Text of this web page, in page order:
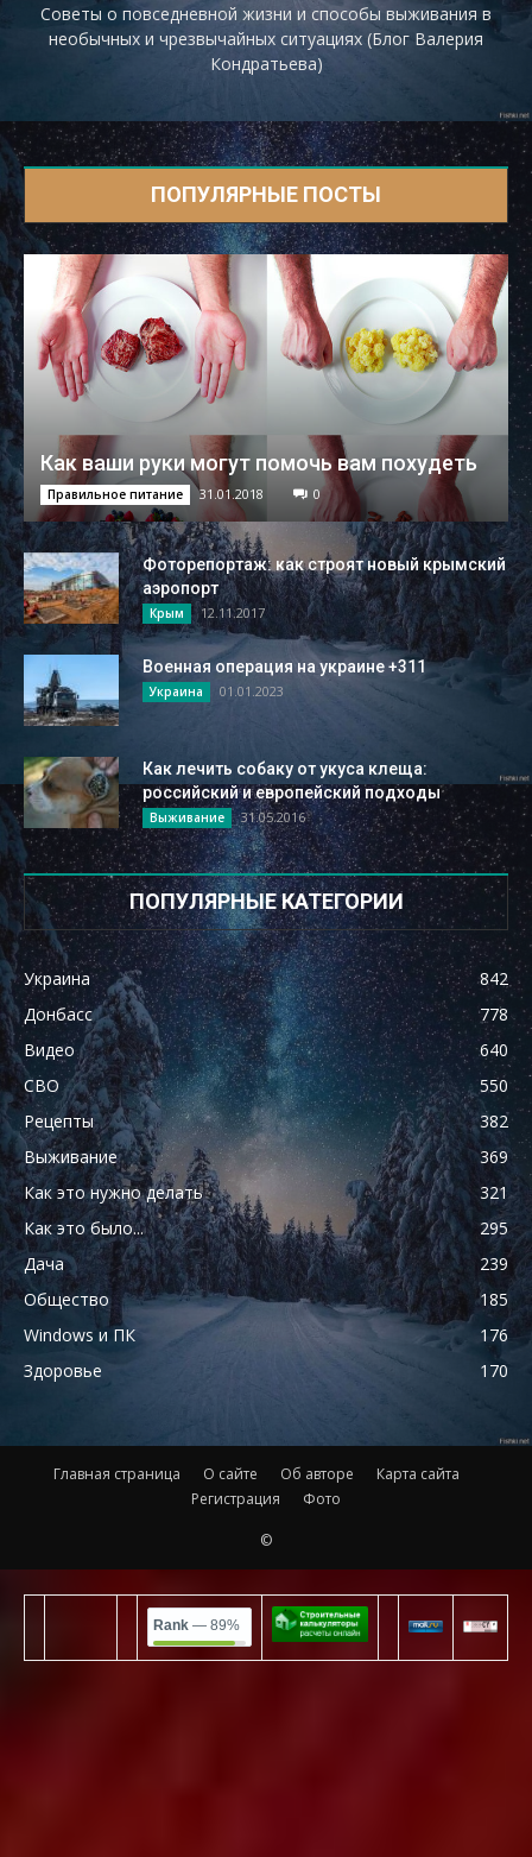
Советы о повседневной жизни и способы выживания в
необычных и чрезвычайных ситуациях (Блог Валерия
Кондратьева)
ПОПУЛЯРНЫЕ ПОСТЫ
Как ваши руки могут помочь вам похудеть
Правильное питание 31.01.2018 0
Фоторепортаж: как строят новый крымский
аэропорт
Крым 12.11.2017
Военная операция на украине +311
Украина 01.01.2023
Как лечить собаку от укуса клеща:
российский и европейский подходы
Выживание 31.05.2016
ПОПУЛЯРНЫЕ КАТЕГОРИИ
Украина
842
Донбасс
778
Видео
640
СВО
550
Рецепты
382
Выживание
369
Как это нужно делать
321
Как это было...
295
Дача
239
Общество
185
Windows и ПК
176
Здоровье
170
Главная страница О сайте Об авторе
Карта сайта
Регистрация
Фото
©
Rank — 89%